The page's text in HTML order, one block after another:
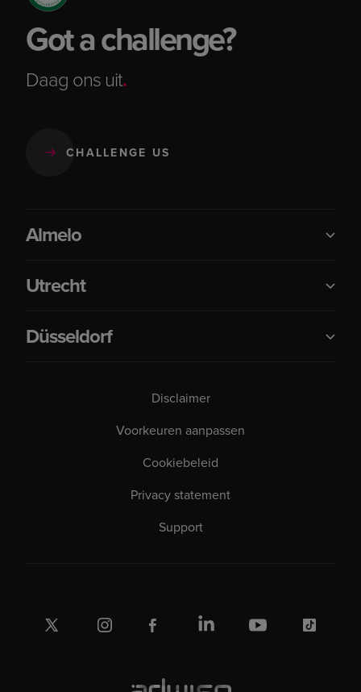
Got a challenge?
Daag ons uit.
CHALLENGE US
Almelo
Utrecht
Düsseldorf
Disclaimer
Voorkeuren aanpassen
Cookiebeleid
Privacy statement
Support